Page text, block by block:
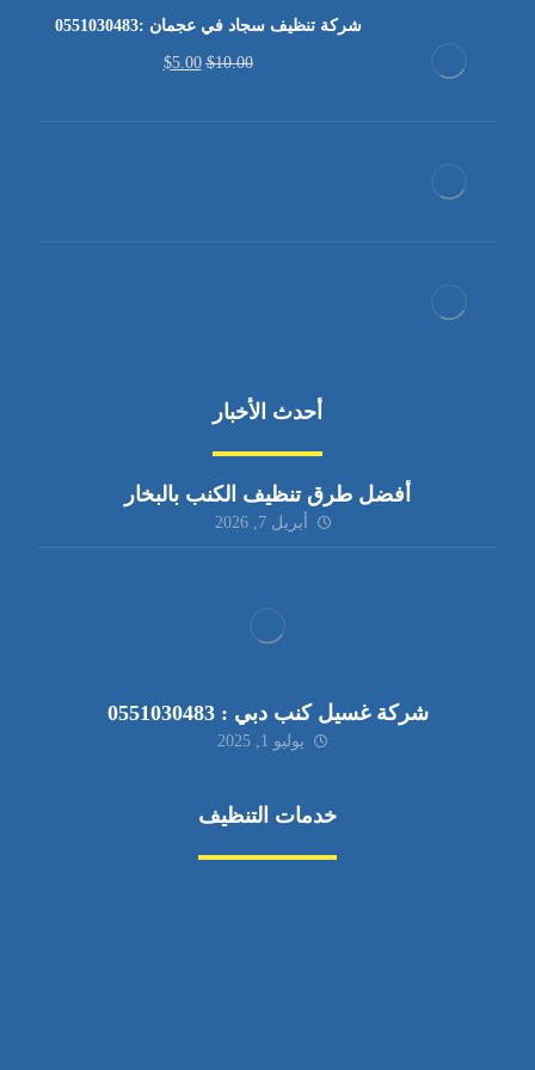
شركة تنظيف سجاد في عجمان :0551030483
$10.00
$5.00
أحدث الأخبار
أفضل طرق تنظيف الكنب بالبخار
أبريل 7, 2026
شركة غسيل كنب دبي : 0551030483
يوليو 1, 2025
خدمات التنظيف